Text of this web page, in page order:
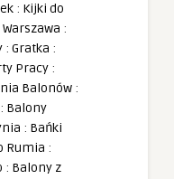
: Kijki do
:
: Gratka :
Pracy :
Balonów :
: Balony
: Bańki
Rumia :
: Balony z